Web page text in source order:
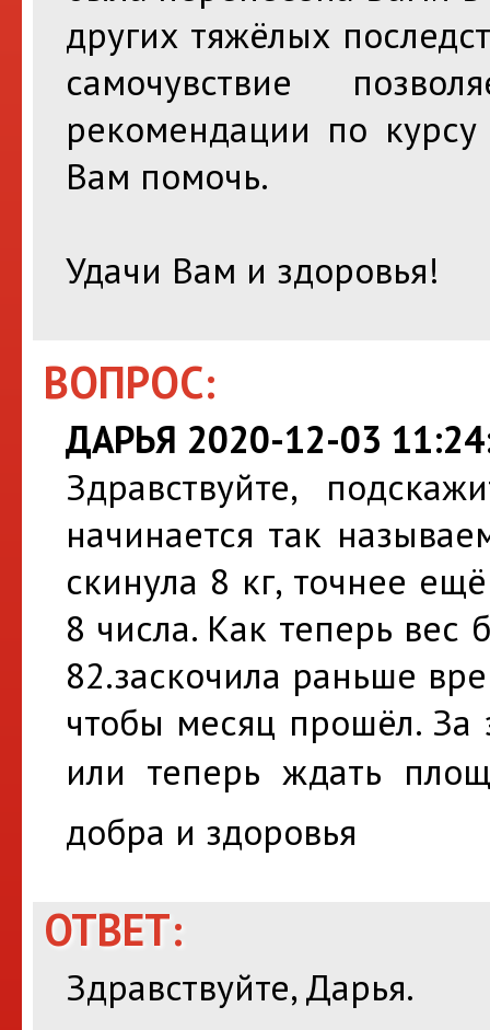
других тяжёлых
самочувствие
рекомендации по
Вам помочь.
Удачи Вам и здоровья!
ВОПРОС:
ДАРЬЯ 2020-12-03
Здравствуйте,
начинается так
скинула 8 кг, точнее
8 числа. Как теперь вес
82.заскочила раньше
чтобы месяц прошёл.
или теперь ждать
добра и здоровья
ОТВЕТ:
Здравствуйте, Дарья.